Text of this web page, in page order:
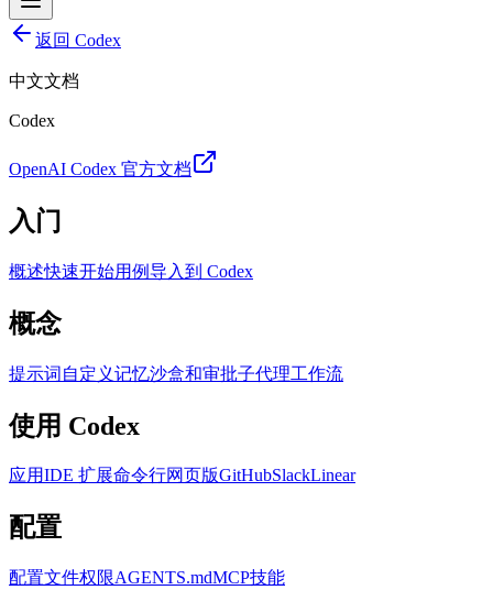
返回 Codex
中文文档
Codex
OpenAI Codex 官方文档
入门
概述快速开始用例导入到 Codex
概念
提示词 自定义记忆沙盒和审批子代理工作流
使用 Codex
应用IDE 扩展命令行网页版GitHubSlackLinear
配置
配置文件权限AGENTS.mdMCP技能